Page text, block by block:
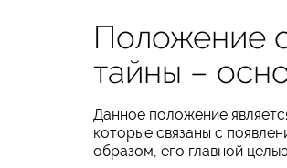
Положение
тайны –
Данное положение
которые связаны с
образом, его главной